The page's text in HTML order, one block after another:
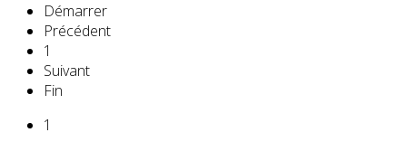
Démarrer
Précédent
1
Suivant
Fin
1